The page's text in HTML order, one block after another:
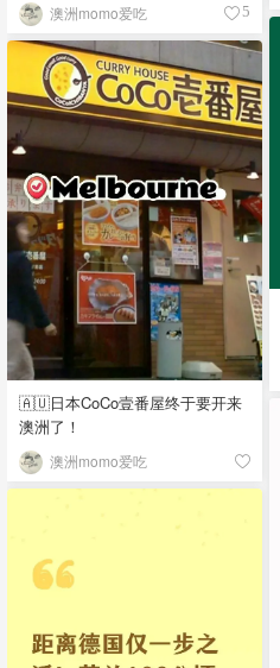
澳洲momo爱吃 5
🇦🇺日本CoCo壹番屋终于要开来
澳洲了！
澳洲momo爱吃